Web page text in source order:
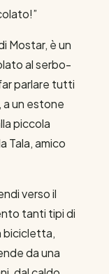
Mostar, è un
al serbo-
parlare tutti
un estone
piccola
Tala, amico
verso il
tanti tipi di
bicicletta,
da una